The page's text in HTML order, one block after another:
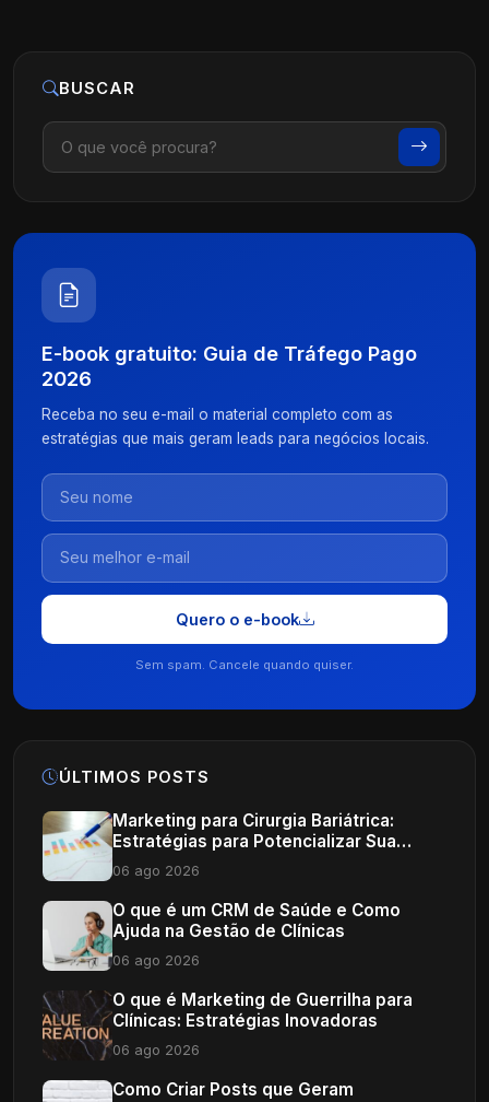
BUSCAR
E-book gratuito: Guia de Tráfego Pago
2026
Receba no seu e-mail o material completo com as
estratégias que mais geram leads para negócios locais.
Quero o e-book
Sem spam. Cancele quando quiser.
ÚLTIMOS POSTS
Marketing para Cirurgia Bariátrica:
Estratégias para Potencializar Sua
Clínica
06 ago 2026
O que é um CRM de Saúde e Como
Ajuda na Gestão de Clínicas
06 ago 2026
O que é Marketing de Guerrilha para
Clínicas: Estratégias Inovadoras
06 ago 2026
Como Criar Posts que Geram